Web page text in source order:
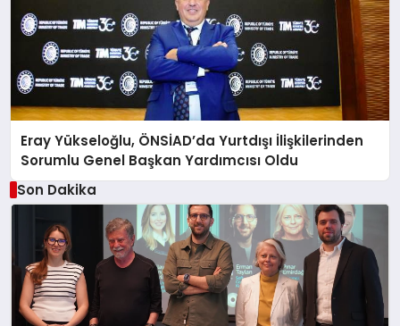
Eray Yükseloğlu, ÖNSİAD’da Yurtdışı İlişkilerinden
Sorumlu Genel Başkan Yardımcısı Oldu
Son Dakika